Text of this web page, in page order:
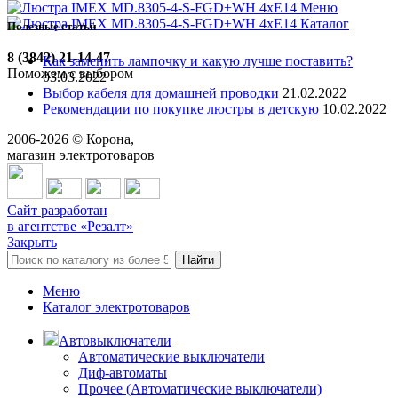
Меню
Каталог
8 (3842) 21-14-47
Поможем с выбором
Полезные статьи
Как заменить лампочку и какую лучше поставить?
03.03.2022
Выбор кабеля для домашней проводки 21.02.2022
Рекомендации по покупке люстры в детскую 10.02.2022
2006-2026 © Корона,
магазин электротоваров
Сайт разработан
в агентстве «Резалт»
Закрыть
Найти
Меню
Каталог электротоваров
Автовыключатели
Автоматические выключатели
Диф-автоматы
Прочее (Автоматические выключатели)